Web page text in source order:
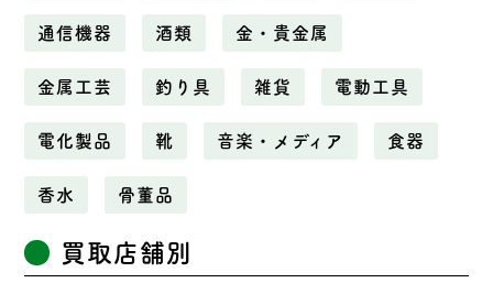
通信機器 酒類 金・貴金属
金属工芸 釣り具 雑貨 電動工具
電化製品 靴 音楽・メディア 食器
香水 骨董品
買取店舗別